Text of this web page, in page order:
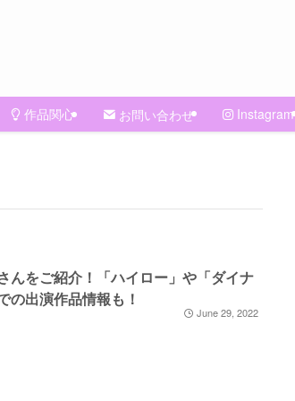
作品関心 お問い合わせ Instagram
んをご紹介！「ハイロー」や「ダイナ
の出演作品情報も！
June 29, 2022